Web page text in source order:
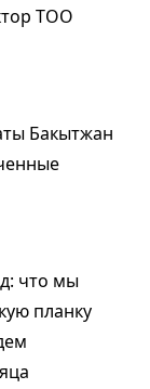
ТОО
Бакытжан
что мы
планку